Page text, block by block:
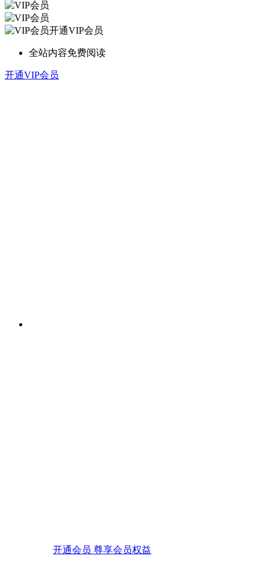
开通VIP会员
全站内容免费阅读
开通VIP会员
开通会员 尊享会员权益